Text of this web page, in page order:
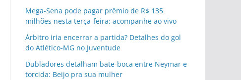
Mega-Sena pode pagar prêmio de R$ 135
milhões nesta terça-feira; acompanhe ao vivo
Árbitro iria encerrar a partida? Detalhes do gol
do Atlético-MG no Juventude
Dubladores detalham bate-boca entre Neymar e
torcida: Beijo pra sua mulher